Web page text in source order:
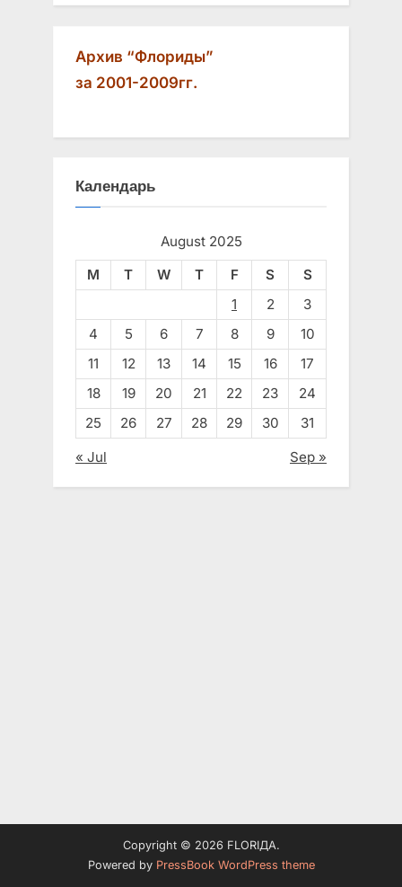
Архив “Флориды”
за 2001-2009гг.
Календарь
August 2025
M
T W T F S
S
1
2
3
4
5 6 7 8 9
10
11
12 13 14 15 16
17
18
19 20 21 22 23
24
25
26 27 28 29 30
31
« Jul
Sep »
Copyright © 2026 FLORIДА.
Powered by PressBook WordPress theme